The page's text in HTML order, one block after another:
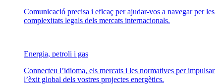
Comunicació precisa i eficaç per ajudar-vos a navegar per les
complexitats legals dels mercats internacionals.
Energia, petroli i gas
Connecteu l’idioma, els mercats i les normatives per impulsar
l’èxit global dels vostres projectes energètics.